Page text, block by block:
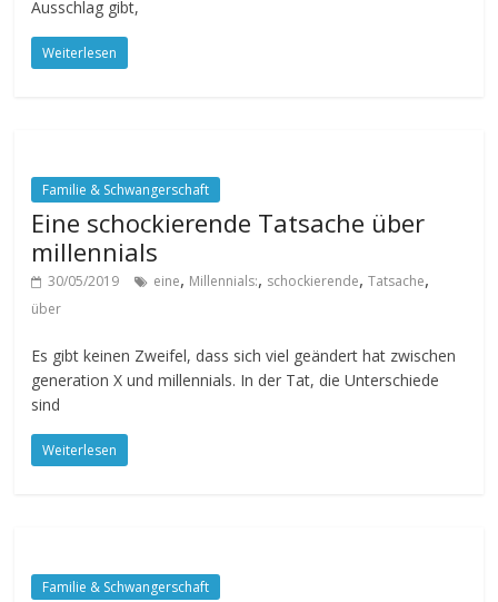
Ausschlag gibt,
Weiterlesen
Familie & Schwangerschaft
Eine schockierende Tatsache über
millennials
30/05/2019 eine, Millennials:, schockierende,Tatsache,
über
Es gibt keinen Zweifel, dass sich viel geändert hat zwischen
generation X und millennials. In der Tat, die Unterschiede
sind
Weiterlesen
Familie & Schwangerschaft